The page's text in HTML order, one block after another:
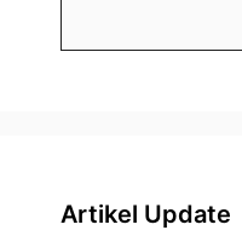
Artikel Update